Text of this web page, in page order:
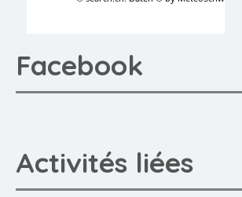
Facebook
Activités liées